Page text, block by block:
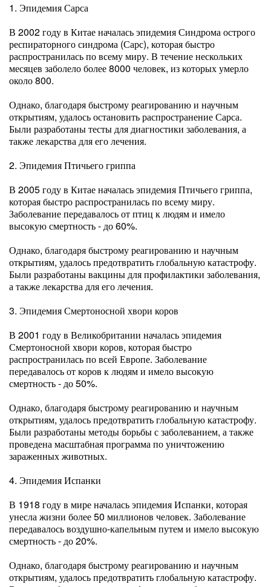
1. Эпидемия Сарса
В 2002 году в Китае началась эпидемия Синдрома острого
респираторного синдрома (Сарс), которая быстро
распространилась по всему миру. В течение нескольких
месяцев заболело более 8000 человек, из которых умерло
около 800.
Однако, благодаря быстрому реагированию и научным
открытиям, удалось остановить распространение Сарса.
Были разработаны тесты для диагностики заболевания, а
также лекарства для его лечения.
2. Эпидемия Птичьего гриппа
В 2005 году в Китае началась эпидемия Птичьего гриппа,
которая быстро распространилась по всему миру.
Заболевание передавалось от птиц к людям и имело
высокую смертность - до 60%.
Однако, благодаря быстрому реагированию и научным
открытиям, удалось предотвратить глобальную катастрофу.
Были разработаны вакцины для профилактики заболевания,
а также лекарства для его лечения.
3. Эпидемия Смертоносной хвори коров
В 2001 году в Великобритании началась эпидемия
Смертоносной хвори коров, которая быстро
распространилась по всей Европе. Заболевание
передавалось от коров к людям и имело высокую
смертность - до 50%.
Однако, благодаря быстрому реагированию и научным
открытиям, удалось предотвратить глобальную катастрофу.
Были разработаны методы борьбы с заболеванием, а также
проведена масштабная программа по уничтожению
зараженных животных.
4. Эпидемия Испанки
В 1918 году в мире началась эпидемия Испанки, которая
унесла жизни более 50 миллионов человек. Заболевание
передавалось воздушно-капельным путем и имело высокую
смертность - до 20%.
Однако, благодаря быстрому реагированию и научным
открытиям, удалось предотвратить глобальную катастрофу.